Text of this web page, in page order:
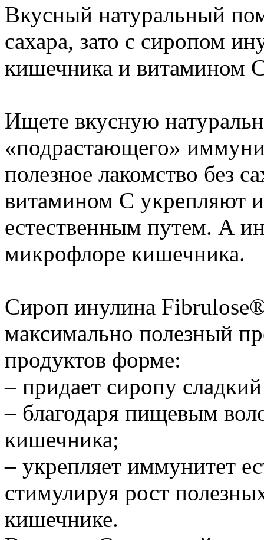
Вкусный натуральный
сахара, зато с сиропом
кишечника и витамином
Ищете вкусную
«подрастающего»
полезное лакомство без
витамином С укрепляют
естественным путем. А
микрофлоре кишечника.
Сироп инулина
максимально полезный
продуктов форме:
– придает сиропу
– благодаря пищевым
кишечника;
– укрепляет иммунитет
стимулируя рост
кишечнике.